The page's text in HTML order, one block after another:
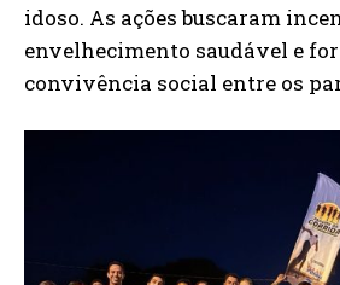
idoso. As ações buscaram
envelhecimento saudável e
convivência social entre os